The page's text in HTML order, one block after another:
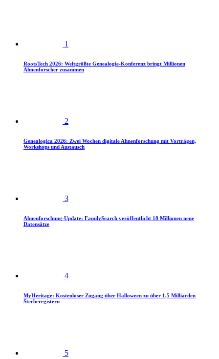
1
RootsTech 2026: Weltgrößte Genealogie-Konferenz bringt Millionen
Ahnenforscher zusammen
2
Genealogica 2026: Zwei Wochen digitale Ahnenforschung mit Vorträgen,
Workshops und Austausch
3
Ahnenforschung-Update: FamilySearch veröffentlicht 18 Millionen neue
Datensätze
4
MyHeritage: Kostenloser Zugang über Halloween zu über 1,5 Milliarden
Sterberegistern
5